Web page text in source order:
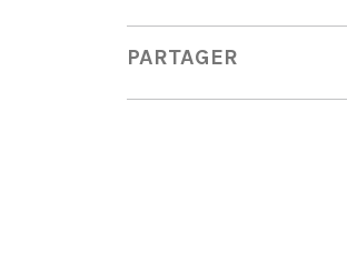
PARTAGER